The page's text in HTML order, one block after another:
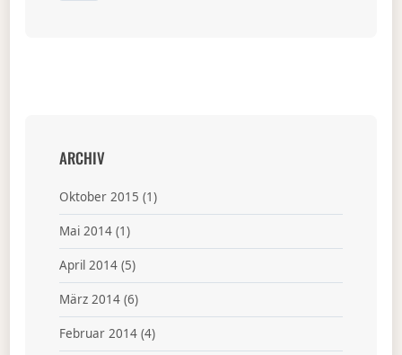
ARCHIV
Oktober 2015 (1)
Mai 2014(1)
April 2014(5)
März 2014(6)
Februar 2014(4)